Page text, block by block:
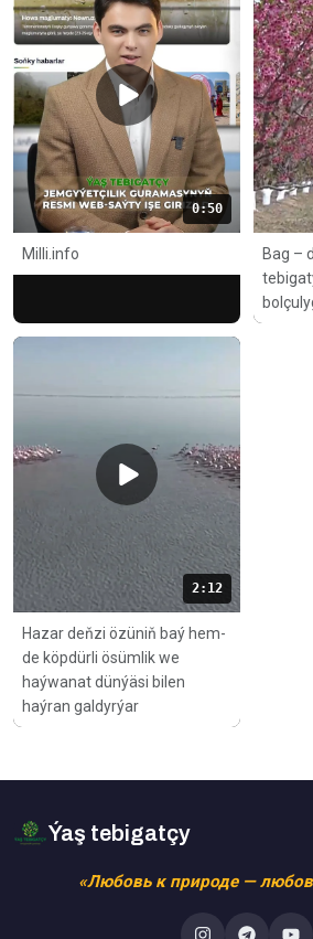
0:50
Milli.info
Bag –
2:12
Hazar deňzi özüniň baý hem-
de köpdürli ösümlik we
haýwanat dünýäsi bilen
haýran galdyrýar
Ýaş tebigatçy
«Любовь к природе —